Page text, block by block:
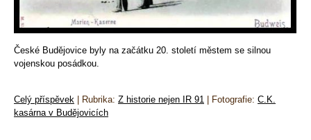
České Budějovice byly na začátku 20. století městem se silnou
vojenskou posádkou.
Celý příspěvek Rubrika: Z historie nejen IR 91 Fotografie: C.K.
kasárna v Budějovicích